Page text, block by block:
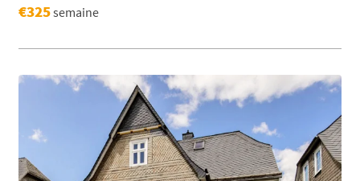
€325semaine